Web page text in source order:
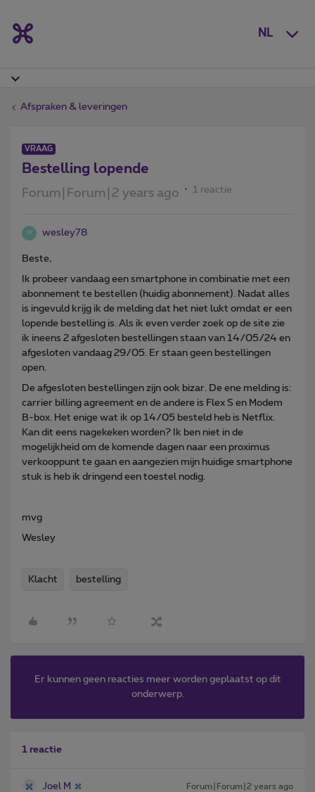
NL
Afspraken & leveringen
VRAAG
Bestelling lopende
Forum|Forum|2 years ago 1 reactie
W wesley78
Beste,
Ik probeer vandaag een smartphone in combinatie met een
abonnement te bestellen (huidig abonnement). Nadat alles
is ingevuld krijg ik de melding dat het niet lukt omdat er een
lopende bestelling is. Als ik even verder zoek op de site zie
ik ineens 2 afgesloten bestellingen staan van 14/05/24 en
afgesloten vandaag 29/05. Er staan geen bestellingen
open.
De afgesloten bestellingen zijn ook bizar. De ene melding is:
carrier billing agreement en de andere is Flex S en Modem
B-box. Het enige wat ik op 14/05 besteld heb is Netflix.
Kan dit eens nagekeken worden? Ik ben niet in de
mogelijkheid om de komende dagen naar een proximus
verkooppunt te gaan en aangezien mijn huidige smartphone
stuk is heb ik dringend een toestel nodig.
mvg
Wesley
Klacht bestelling
Er kunnen geen reacties meer worden geplaatst op dit
onderwerp.
1 reactie
Joel M Forum|Forum|2 years ago